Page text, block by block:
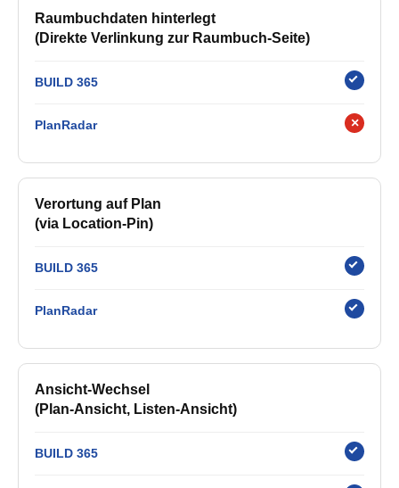
Raumbuchdaten hinterlegt
(Direkte Verlinkung zur Raumbuch-Seite)
BUILD 365
PlanRadar ×
Verortung auf Plan
(via Location-Pin)
BUILD 365
PlanRadar
Ansicht-Wechsel
(Plan-Ansicht, Listen-Ansicht)
BUILD 365